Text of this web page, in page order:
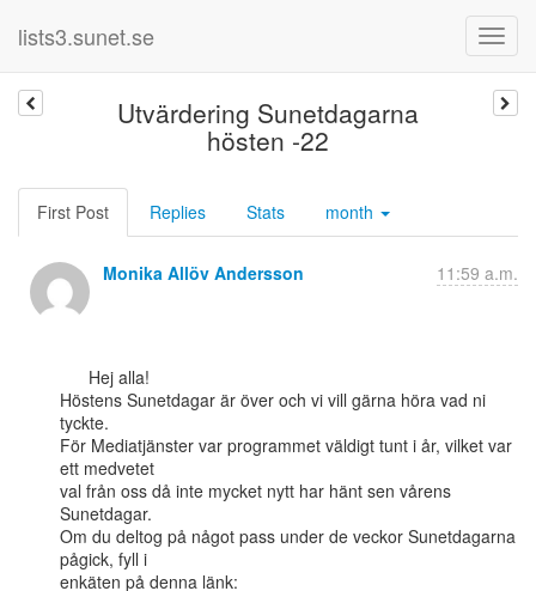
lists3.sunet.se
Utvärdering Sunetdagarna
hösten -22
First Post Replies Stats month
Monika Allöv Andersson 11:59 a.m.
Höstens Sunetdagar är över och vi vill gärna höra vad ni
tyckte.
För Mediatjänster var programmet väldigt tunt i år, vilket var
ett medvetet
val från oss då inte mycket nytt har hänt sen vårens
Sunetdagar.
Om du deltog på något pass under de veckor Sunetdagarna
pågick, fyll i